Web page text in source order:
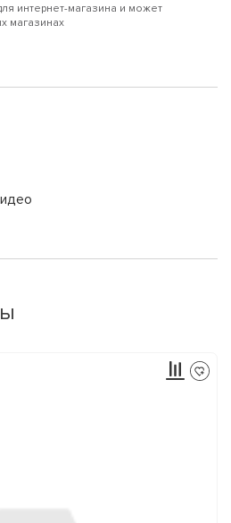
интернет-магазина и может
магазинах